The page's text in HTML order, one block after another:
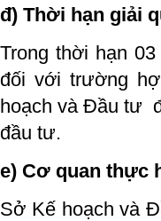
đ) Thời hạn giải
Trong thời hạn
đối với trường
hoạch và Đầu tư
đầu tư.
e) Cơ quan thực
Sở Kế hoạch và